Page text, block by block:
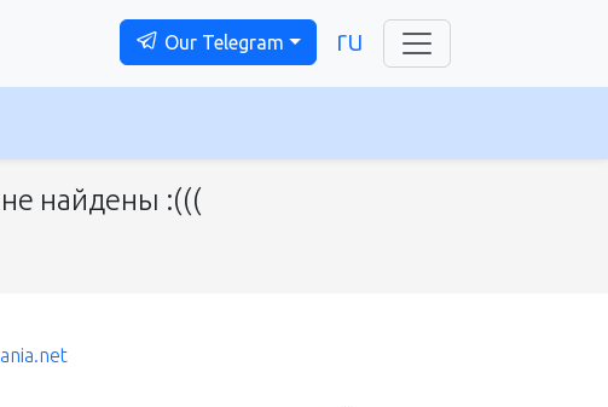
Our Telegram ru
найдены :(((